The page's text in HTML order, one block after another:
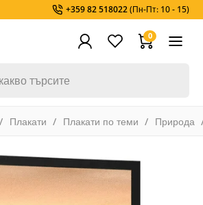
+359 82 518022(Пн-Пт: 10 - 15)
0
Плакати Плакати по теми Природа